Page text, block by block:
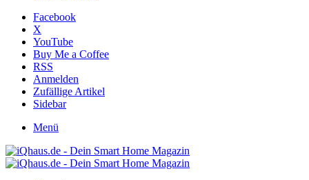
Facebook
X
YouTube
Buy Me a Coffee
RSS
Anmelden
Zufällige Artikel
Sidebar
Menü